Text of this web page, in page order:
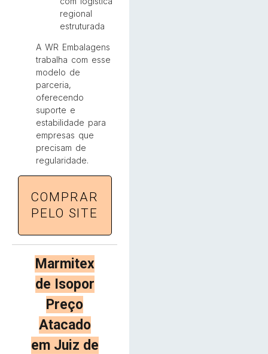
regional
estruturada
A WR Embalagens
trabalha com esse
modelo de
parceria,
oferecendo
suporte e
estabilidade para
empresas que
precisam de
regularidade.
COMPRAR
PELO SITE
Marmitex
de Isopor
Preço
Atacado
em Juiz de